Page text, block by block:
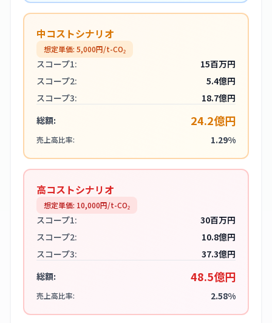
中コストシナリオ
想定単価: 5,000円/t-CO₂
スコープ1:
15百万円
スコープ2:
5.4億円
スコープ3:
18.7億円
総額:
24.2億円
売上高比率: 1.29%
高コストシナリオ
想定単価: 10,000円/t-CO₂
スコープ1:
30百万円
スコープ2:
10.8億円
スコープ3:
37.3億円
総額:
48.5億円
売上高比率: 2.58%